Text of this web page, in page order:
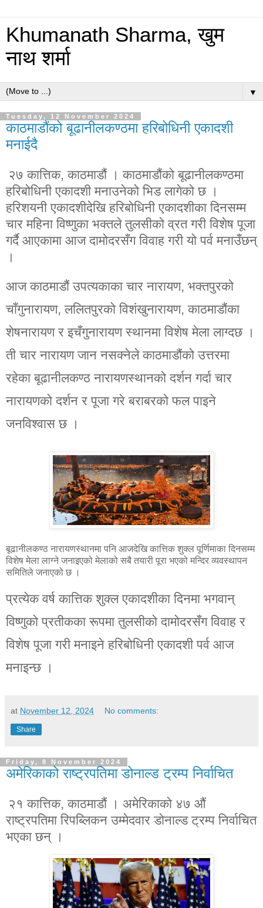
Khumanath Sharma, खुम
नाथ शर्मा
▼
Tuesday, 12 November 2024
काठमाडौंको बूढानीलकण्ठमा हरिबोधिनी एकादशी
मनाईदै
२७ कात्तिक, काठमाडौं । काठमाडौंको बूढानीलकण्ठमा
हरिबोधिनी एकादशी मनाउनेको भिड लागेको छ ।
हरिशयनी एकादशीदेखि हरिबोधिनी एकादशीका दिनसम्म
चार महिना विष्णुका भक्तले तुलसीको व्रत गरी विशेष पूजा
गर्दै आएकामा आज दामोदरसँग विवाह गरी यो पर्व मनाउँछन्
।
आज काठमाडौं उपत्यकाका चार नारायण, भक्तपुरको
चाँगुनारायण, ललितपुरको विशंखुनारायण, काठमाडौंका
शेषनारायण र इचँगुनारायण स्थानमा विशेष मेला लाग्दछ ।
ती चार नारायण जान नसक्नेले काठमाडौंको उत्तरमा
रहेका बूढानीलकण्ठ नारायणस्थानको दर्शन गर्दा चार
नारायणको दर्शन र पूजा गरे बराबरको फल पाइने
जनविश्वास छ ।
बूढानीलकण्ठ नारायणस्थानमा पनि आजदेखि कात्तिक शुक्ल पूर्णिमाका दिनसम्म
विशेष मेला लाग्ने जनाइएको मेलाको सबै तयारी पूरा भएको मन्दिर व्यवस्थापन
समितिले जनाएको छ ।
प्रत्येक वर्ष कात्तिक शुक्ल एकादशीका दिनमा भगवान्
विष्णुको प्रतीकका रूपमा तुलसीको दामोदरसँग विवाह र
विशेष पूजा गरी मनाइने हरिबोधिनी एकादशी पर्व आज
मनाइन्छ ।
at November 12, 2024 No comments:
Share
Friday, 8 November 2024
अमेरिकाको राष्ट्रपतिमा डोनाल्ड ट्रम्प निर्वाचित
२१ कात्तिक, काठमाडौं । अमेरिकाको ४७ औं
राष्ट्रपतिमा रिपब्लिकन उम्मेदवार डोनाल्ड ट्रम्प निर्वाचित
भएका छन् ।